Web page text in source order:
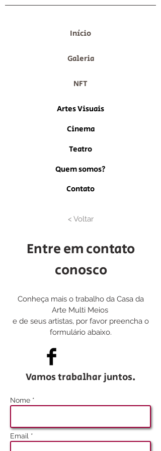
Início
Galeria
NFT
Artes Visuais
Cinema
Teatro
Quem somos?
Contato
< Voltar
Entre em contato
conosco
Conheça mais o trabalho da Casa da
Arte Multi Meios
e de seus artistas, por favor preencha o
formulário abaixo.
Vamos trabalhar juntos.
Nome *
Email *